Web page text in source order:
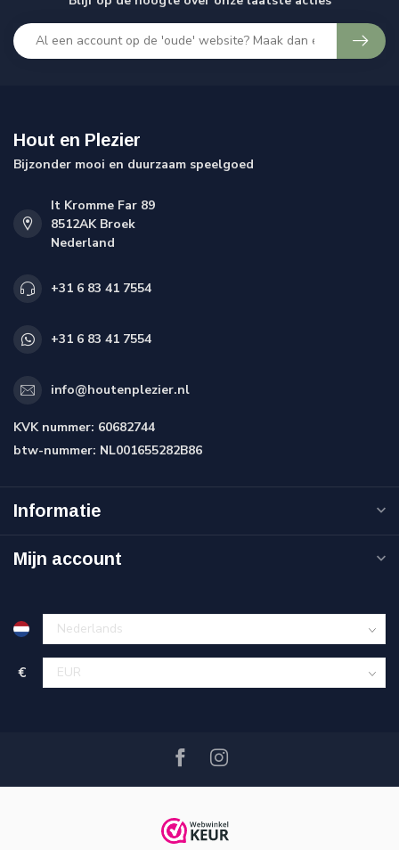
Hout en Plezier
Bijzonder mooi en duurzaam speelgoed
It Kromme Far 89
8512AK Broek
Nederland
+31 6 83 41 7554
+31 6 83 41 7554
info@houtenplezier.nl
KVK nummer: 60682744
btw-nummer: NL001655282B86
Informatie
Mijn account
€